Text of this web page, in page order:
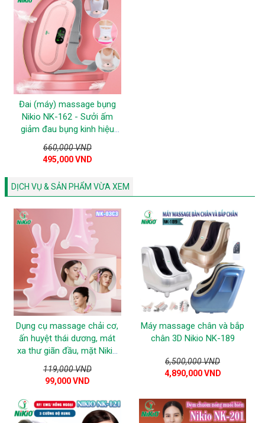
Đai (máy) massage bụng
Nikio NK-162 - Sưởi ấm
giảm đau bụng kinh hiệu
660,000 VND
495,000 VND
DỊCH VỤ & SẢN PHẨM VỪA XEM
Dụng cụ massage chải cơ,
ấn huyệt thái dương, mát
xa thư giãn đầu, mặt Nikio
NK-03C3
119,000 VND
99,000 VND
Máy massage chân và bắp
chân 3D Nikio NK-189
6,500,000 VND
4,890,000 VND